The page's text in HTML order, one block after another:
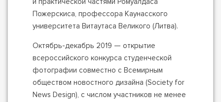
Пожерскиса, профессора Каунасского
университета Витаутаса Великого (Литва).
Октябрь-декабрь 2019 — открытие
всероссийского конкурса студенческой
фотографии совместно с Всемирным
обществом новостного дизайна (Society for
News Design), с числом участников не менее